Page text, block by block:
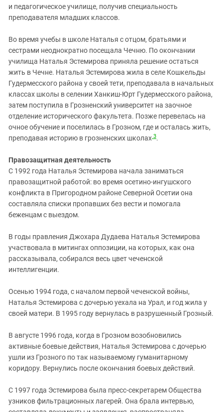
и педагогическое училище, получив специальность
преподавателя младших классов.
Во время учебы в школе Наталья с отцом, братьями и
сестрами неоднократно посещала Чечню. По окончании
училища Наталья Эстемирова приняла решение остаться
жить в Чечне. Наталья Эстемирова жила в селе Кошкельды
Гудермесского района у своей тети, преподавала в начальных
классах школы в селении Ханкиш-Юрт Гудермесского района,
затем поступила в Грозненский университет на заочное
отделение исторического факультета. Позже перевелась на
очное обучение и поселилась в Грозном, где и осталась жить,
преподавая историю в грозненских школах 3.
Правозащитная деятельность
С 1992 года Наталья Эстемирова начала заниматься
правозащитной работой: во время осетино-ингушского
конфликта в Пригородном районе Северной Осетии она
составляла списки пропавших без вести и помогала
беженцам с выездом.
В годы правления Джохара Дудаева Наталья Эстемирова
участвовала в митингах оппозиции, на которых, как она
рассказывала, собирался весь цвет чеченской
интеллигенции.
Осенью 1994 года, с началом первой чеченской войны,
Наталья Эстемирова c дочерью уехала на Урал, и год жила у
своей матери. В 1995 году вернулась в разрушенный Грозный.
В августе 1996 года, когда в Грозном возобновились
активные боевые действия, Наталья Эстемирова с дочерью
ушли из Грозного по так называемому гуманитарному
коридору. Вернулись после окончания боевых действий.
С 1997 года Эстемирова была пресс-секретарем Общества
узников фильтрационных лагерей. Она брала интервью,